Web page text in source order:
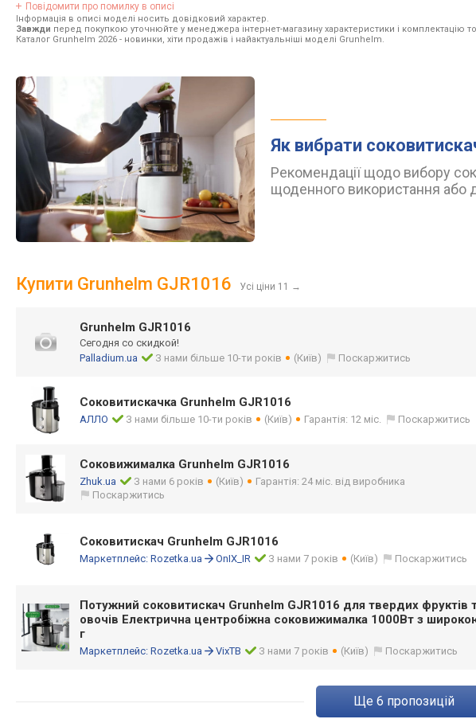
Повідомити про помилку в описі
Інформація в описі моделі носить довідковий характер.
Завжди перед покупкою уточнюйте у менеджера інтернет-магазину характеристики і комплектацію
Каталог Grunhelm 2026 - новинки, хіти продажів і найактуальніші моделі Grunhelm.
Як вибрати
Рекомендації щодо вибору
щоденного використання або
Купити Grunhelm GJR1016 Усі ціни 11 →
Grunhelm GJR1016
Сегодня со скидкой!
Palladium.ua
З нами більше 10-ти років (Київ) Поскаржитись
Соковитискачка Grunhelm GJR1016
АЛЛО З нами більше 10-ти років (Київ) Гарантія: 12 міс. Поскаржитись
Соковижималка Grunhelm GJR1016
Zhuk.ua З нами 6 років (Київ)
Гарантія: 24 міс. від виробника
Поскаржитись
Соковитискач Grunhelm GJR1016
Маркетплейс: Rozetka.ua OnIX_IR З нами 7 років (Київ) Поскаржитись
Потужний соковитискач Grunhelm GJR1016 для твердих фруктів
овочів Електрична центробіжна соковижималка 1000Вт з
г
Маркетплейс: Rozetka.ua VixTB З нами 7 років (Київ) Поскаржитись
ще 6 пропозицій